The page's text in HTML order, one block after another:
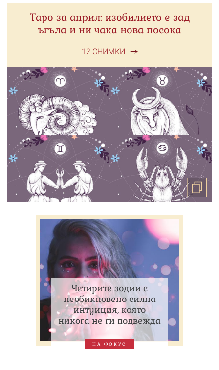
Таро за април: изобилието е зад
ъгъла и ни чака нова посока
12 СНИМКИ
Четирите зодии с
необикновено силна
интуиция, която
никога не ги подвежда
НА ФОКУС